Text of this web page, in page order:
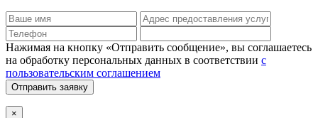
Нажимая на кнопку «Отправить сообщение», вы соглашаетесь
на обработку персональных данных в соответствии с
пользовательским соглашением
Отправить заявку
×